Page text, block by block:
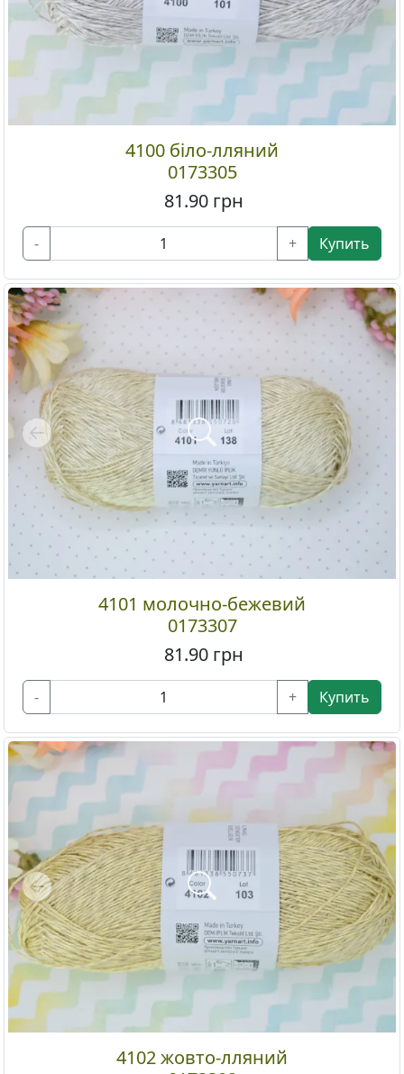
4100 біло-лляний
0173305
81.90 грн
- + Купить
Previous
4101 молочно-бежевий
0173307
81.90 грн
- + Купить
Previous
4102 жовто-лляний